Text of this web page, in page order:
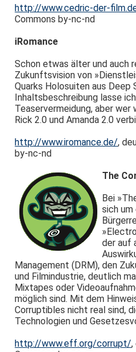
http://www.cedric-der-
Commons by-nc-nd
iRomance
Schon etwas älter und auch
Zukunftsvision von
Quarks Holosuiten aus Deep
Inhaltsbeschreibung lasse
Teaservermeidung, aber
Rick 2.0 und Amanda 2.0
http://www.iromance.de/,
by-nc-nd
The
Bei
sich um
der auf
Management (DRM), den
und Filmindustrie, deutlich
Mixtapes oder
möglich sind. Mit dem
Corruptibles nicht real sind,
Technologien und
http://www.eff.org/corrupt/,